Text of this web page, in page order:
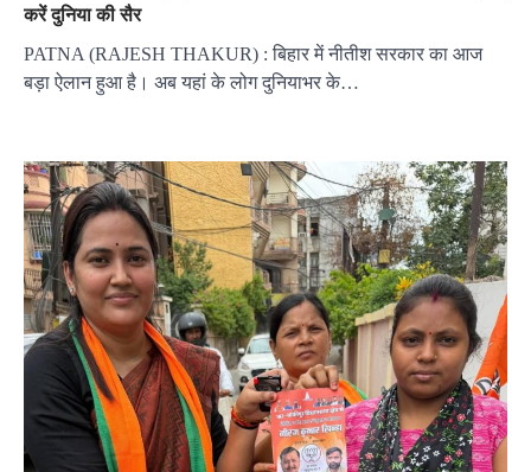
करें दुनिया की सैर
PATNA (RAJESH THAKUR) : बिहार में नीतीश सरकार का आज
बड़ा ऐलान हुआ है। अब यहां के लोग दुनियाभर के…